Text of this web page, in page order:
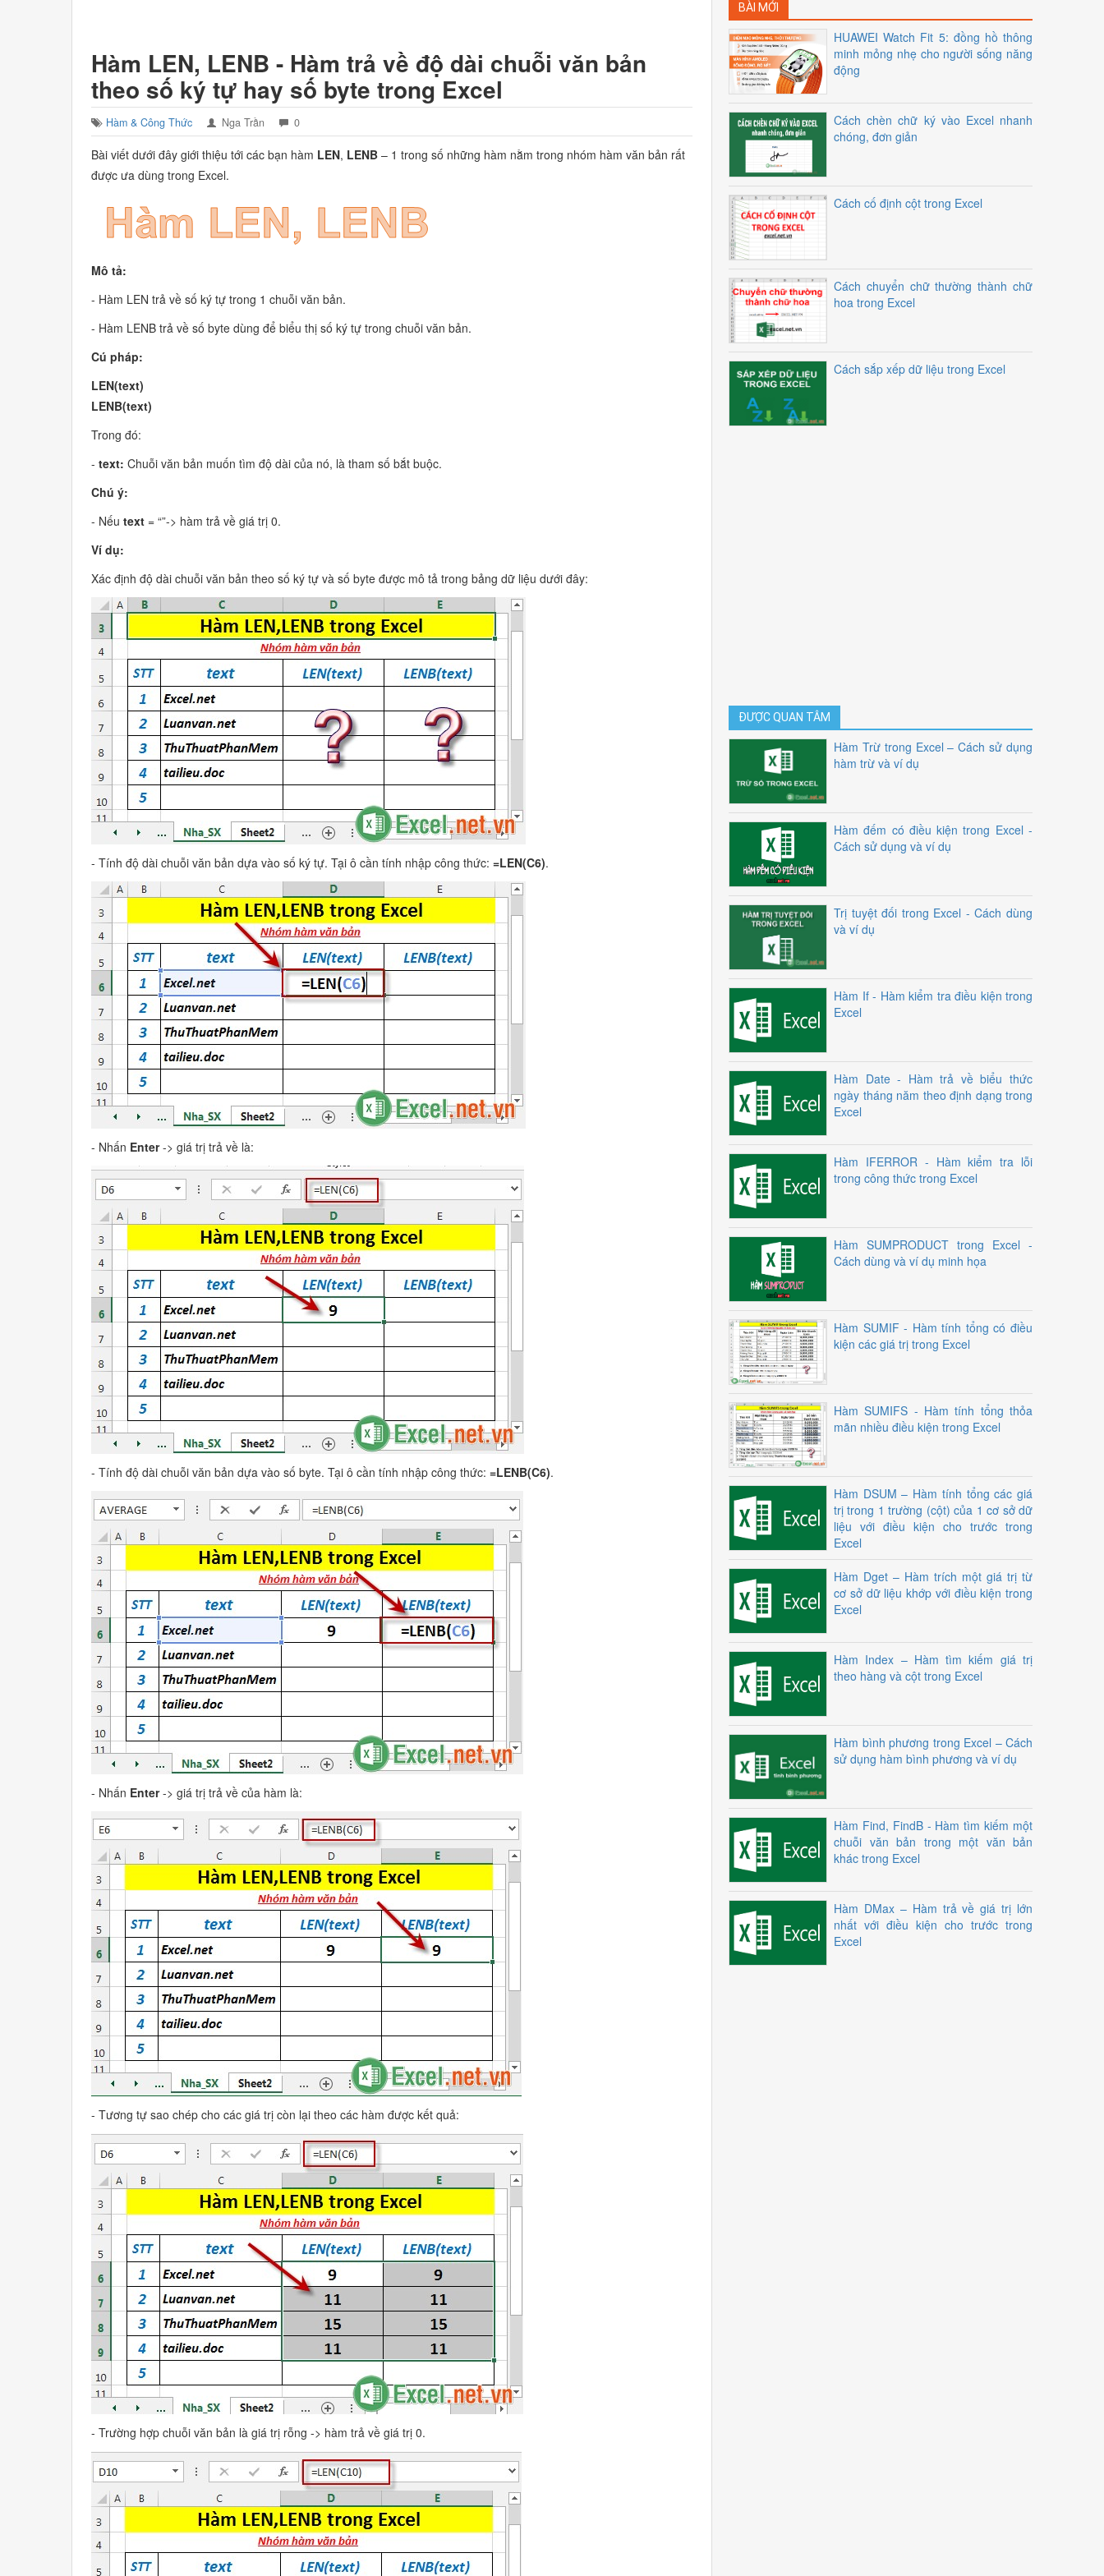
Hàm LEN, LENB - Hàm trả về độ dài chuỗi văn bản
theo số ký tự hay số byte trong Excel
Hàm & Công Thức Nga Trần 0
Bài viết dưới đây giới thiệu tới các bạn hàm LEN, LENB – 1 trong số những hàm nằm trong nhóm hàm văn bản rất
được ưa dùng trong Excel.
Mô tả:
- Hàm LEN trả về số ký tự trong 1 chuỗi văn bản.
- Hàm LENB trả về số byte dùng để biểu thị số ký tự trong chuỗi văn bản.
Cú pháp:
LEN(text)
LENB(text)
Trong đó:
-text:Chuỗi văn bản muốn tìm độ dài của nó, là tham số bắt buộc.
Chú ý:
- Nếutext = “”-> hàm trả về giá trị 0.
Ví dụ:
Xác định độ dài chuỗi văn bản theo số ký tự và số byte được mô tả trong bảng dữ liệu dưới đây:
- Tính độ dài chuỗi văn bản dựa vào số ký tự. Tại ô cần tính nhập công thức:=LEN(C6).
- Nhấn Enter-> giá trị trả về là:
- Tính độ dài chuỗi văn bản dựa vào số byte. Tại ô cần tính nhập công thức:=LENB(C6).
- Nhấn Enter-> giá trị trả về của hàm là:
- Tương tự sao chép cho các giá trị còn lại theo các hàm được kết quả:
- Trường hợp chuỗi văn bản là giá trị rỗng -> hàm trả về giá trị 0.
BÀI MỚI
HUAWEI Watch Fit 5: đồng hồ thông
minh mỏng nhẹ cho người sống năng
động
Cách chèn chữ ký vào Excel nhanh
chóng, đơn giản
Cách cố định cột trong Excel
Cách chuyển chữ thường thành chữ
hoa trong Excel
Cách sắp xếp dữ liệu trong Excel
ĐƯỢC QUAN TÂM
Hàm Trừ trong Excel – Cách sử dụng
hàm trừ và ví dụ
Hàm đếm có điều kiện trong Excel -
Cách sử dụng và ví dụ
Trị tuyệt đối trong Excel - Cách dùng
và ví dụ
Hàm If - Hàm kiểm tra điều kiện trong
Excel
Hàm Date - Hàm trả về biểu thức
ngày tháng năm theo định dạng trong
Excel
Hàm IFERROR - Hàm kiểm tra lỗi
trong công thức trong Excel
Hàm SUMPRODUCT trong Excel -
Cách dùng và ví dụ minh họa
Hàm SUMIF - Hàm tính tổng có điều
kiện các giá trị trong Excel
Hàm SUMIFS - Hàm tính tổng thỏa
mãn nhiều điều kiện trong Excel
Hàm DSUM – Hàm tính tổng các giá
trị trong 1 trường (cột) của 1 cơ sở dữ
liệu với điều kiện cho trước trong
Excel
Hàm Dget – Hàm trích một giá trị từ
cơ sở dữ liệu khớp với điều kiện trong
Excel
Hàm Index – Hàm tìm kiếm giá trị
theo hàng và cột trong Excel
Hàm bình phương trong Excel – Cách
sử dụng hàm bình phương và ví dụ
Hàm Find, FindB - Hàm tìm kiếm một
chuỗi văn bản trong một văn bản
khác trong Excel
Hàm DMax – Hàm trả về giá trị lớn
nhất với điều kiện cho trước trong
Excel